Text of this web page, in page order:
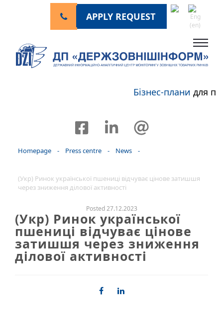
APPLY REQUEST
Бізнес-планидля
Homepage - Press centre - News -
(Укр) Ринок української пшениці відчуває цінове затишшя
через зниження ділової активності
Posted 27.12.2023
(Укр) Ринок української
пшениці відчуває цінове
затишшя через зниження
ділової активності